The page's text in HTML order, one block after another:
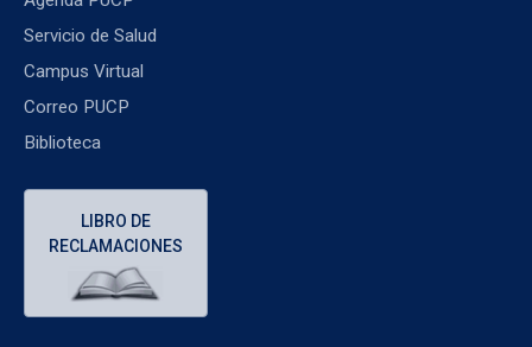
Servicio de Salud
Campus Virtual
Correo PUCP
Biblioteca
LIBRO DE
RECLAMACIONES